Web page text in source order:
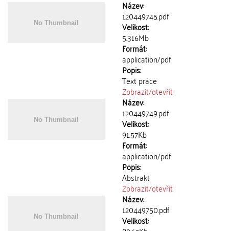
Název:
120449745.pdf
Velikost:
5.316Mb
Formát:
application/pdf
Popis:
Text práce
Zobrazit/otevřít
Název:
120449749.pdf
Velikost:
91.57Kb
Formát:
application/pdf
Popis:
Abstrakt
Zobrazit/otevřít
Název:
120449750.pdf
Velikost: